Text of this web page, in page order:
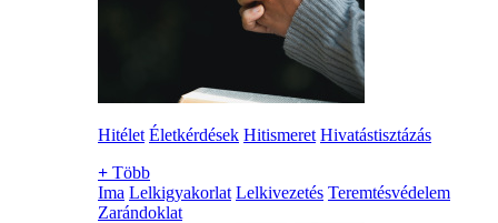
Hitélet Életkérdések Hitismeret Hivatástisztázás
+ Több
Ima Lelkigyakorlat Lelkivezetés Teremtésvédelem
Zarándoklat